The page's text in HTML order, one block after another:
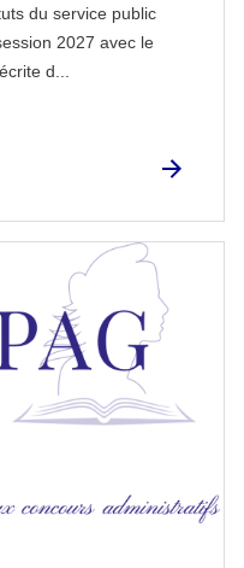
du service public
2027 avec le
d...